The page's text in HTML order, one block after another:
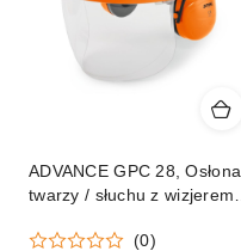
ADVANCE GPC 28, Osłona
twarzy / słuchu z wizjerem z
(0)